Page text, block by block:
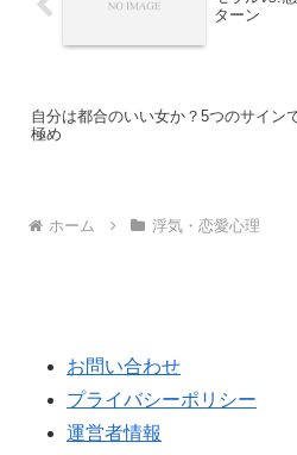
ターン
自分は都合のいい女か？5つのサイン
極め
ホーム 浮気・恋愛心理
お問い合わせ
プライバシーポリシー
運営者情報